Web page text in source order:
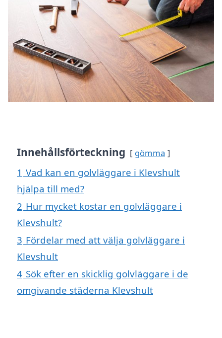
Innehållsförteckning gömma
1 Vad kan en golvläggare i Klevshult
hjälpa till med?
2 Hur mycket kostar en golvläggare i
Klevshult?
3 Fördelar med att välja golvläggare i
Klevshult
4 Sök efter en skicklig golvläggare i de
omgivande städerna Klevshult